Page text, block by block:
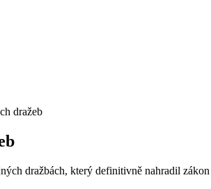
dražeb
dražbách, který definitivně nahradil